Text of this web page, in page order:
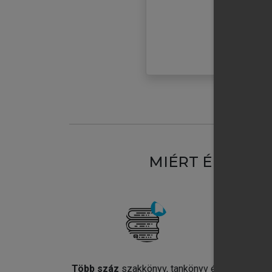
MIÉRT
Több száz szakkönyv, tankönyv és